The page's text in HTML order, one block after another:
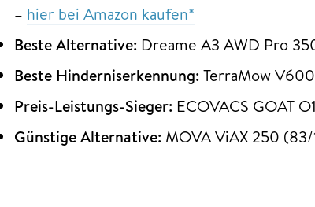
– hier bei Amazon kaufen*
Beste Alternative: Dreame A3 AWD Pro
Beste Hinderniserkennung: TerraMow
Preis-Leistungs-Sieger: ECOVACS GOAT
Günstige Alternative: MOVA ViAX 250